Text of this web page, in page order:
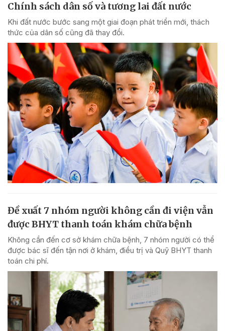
Chính sách dân số và tương lai đất nước
Khi đất nước bước sang một giai đoạn phát triển mới, thách
thức của dân số cũng đã thay đổi.
Đề xuất 7 nhóm người không cần đi viện vẫn
được BHYT thanh toán khám chữa bệnh
Không cần đến cơ sở khám chữa bệnh, 7 nhóm người có thể
được bác sĩ đến tận nơi ở khám, điều trị và Quỹ BHYT thanh
toán chi phí.